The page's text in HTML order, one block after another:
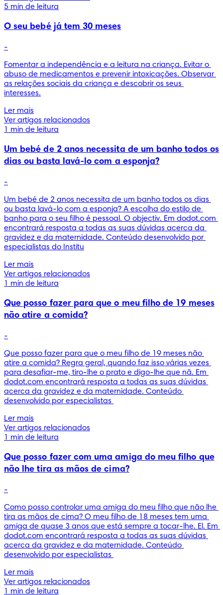
5 min de leitura
O seu bebé já tem 30 meses
-
Fomentar a independência e a leitura na criança. Evitar o
abuso de medicamentos e prevenir intoxicações. Observar
as relações sociais da criança e descobrir os seus
interesses.
Ler mais
Ver artigos relacionados
1 min de leitura
Um bebé de 2 anos necessita de um banho todos os
dias ou basta lavá-lo com a esponja?
-
Um bebé de 2 anos necessita de um banho todos os dias
ou basta lavá-lo com a esponja? A escolha do estilo de
banho para o seu filho é pessoal. O objectiv. Em dodot.com
encontrará resposta a todas as suas dúvidas acerca da
gravidez e da maternidade. Conteúdo desenvolvido por
especialistas do Institu
Ler mais
Ver artigos relacionados
1 min de leitura
Que posso fazer para que o meu filho de 19 meses
não atire a comida?
-
Que posso fazer para que o meu filho de 19 meses não
atire a comida? Regra geral, quando faz isso várias vezes
para desafiar-me, tiro-lhe o prato e digo-lhe que nã. Em
dodot.com encontrará resposta a todas as suas dúvidas
acerca da gravidez e da maternidade. Conteúdo
desenvolvido por especialistas
Ler mais
Ver artigos relacionados
1 min de leitura
Que posso fazer com uma amiga do meu filho que
não lhe tira as mãos de cima?
-
Como posso controlar uma amiga do meu filho que não lhe
tira as mãos de cima? O meu filho de 18 meses tem uma
amiga de quase 3 anos que está sempre a tocar-lhe. El. Em
dodot.com encontrará resposta a todas as suas dúvidas
acerca da gravidez e da maternidade. Conteúdo
desenvolvido por especialistas
Ler mais
Ver artigos relacionados
1 min de leitura